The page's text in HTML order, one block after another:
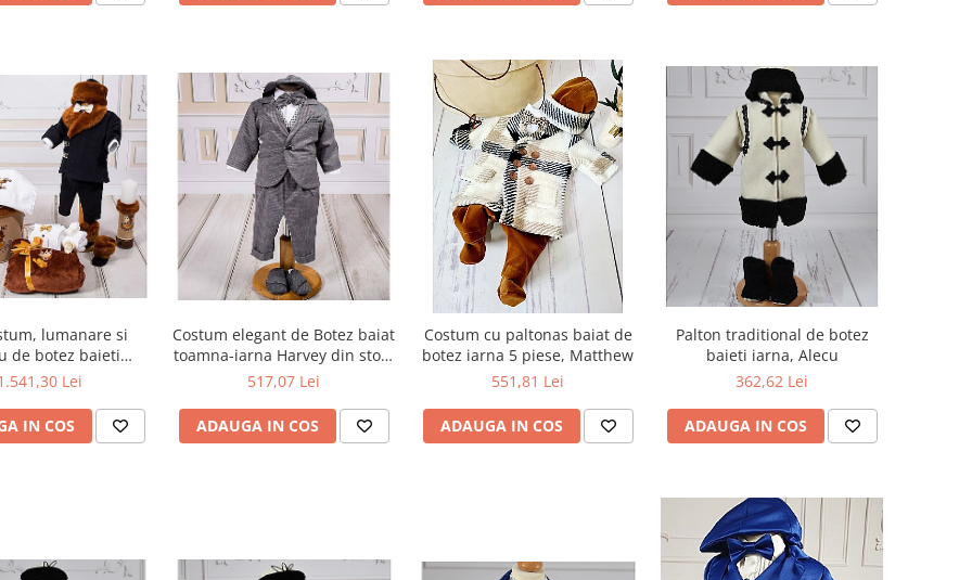
lumanare si
de botez baieti
iarna Sebastian
Lei
IN COS
Costum elegant de Botez baiat
toamna-iarna Harvey din stofa
fina, 8 piese
517,07 Lei
ADAUGA IN COS
Costum cu paltonas baiat de
botez iarna 5 piese, Matthew
551,81 Lei
ADAUGA IN COS
Palton traditional de botez
baieti iarna, Alecu
362,62 Lei
ADAUGA IN COS